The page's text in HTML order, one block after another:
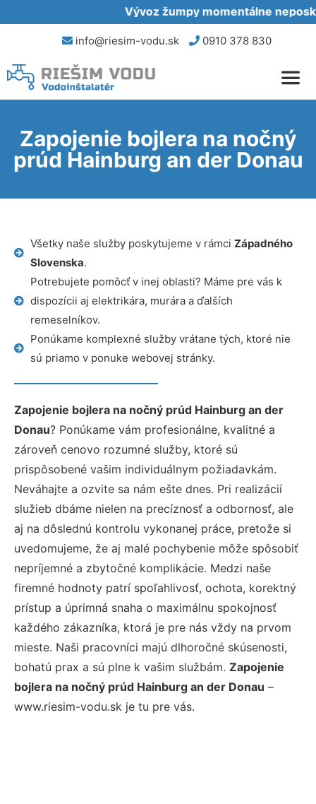
Vývoz žumpy momentálne
info@riesim-vodu.sk 0910 378 830
Zapojenie bojlera na nočný
prúd Hainburg an der Donau
Všetky naše služby poskytujeme v rámci Západného
Slovenska.
Potrebujete pomôcť v inej oblasti? Máme pre vás k
dispozícii aj elektrikára, murára a ďalších
remeselníkov.
Ponúkame komplexné služby vrátane tých, ktoré nie
sú priamo v ponuke webovej stránky.
Zapojenie bojlera na nočný prúd Hainburg an der
Donau? Ponúkame vám profesionálne, kvalitné a
zároveň cenovo rozumné služby, ktoré sú
prispôsobené vašim individuálnym požiadavkám.
Neváhajte a ozvite sa nám ešte dnes. Pri realizácií
služieb dbáme nielen na precíznosť a odbornosť, ale
aj na dôslednú kontrolu vykonanej práce, pretože si
uvedomujeme, že aj malé pochybenie môže spôsobiť
nepríjemné a zbytočné komplikácie. Medzi naše
firemné hodnoty patrí spoľahlivosť, ochota, korektný
prístup a úprimná snaha o maximálnu spokojnosť
každého zákazníka, ktorá je pre nás vždy na prvom
mieste. Naši pracovníci majú dlhoročné skúsenosti,
bohatú prax a sú plne k vašim službám. Zapojenie
bojlera na nočný prúd Hainburg an der Donau –
www.riesim-vodu.sk je tu pre vás.